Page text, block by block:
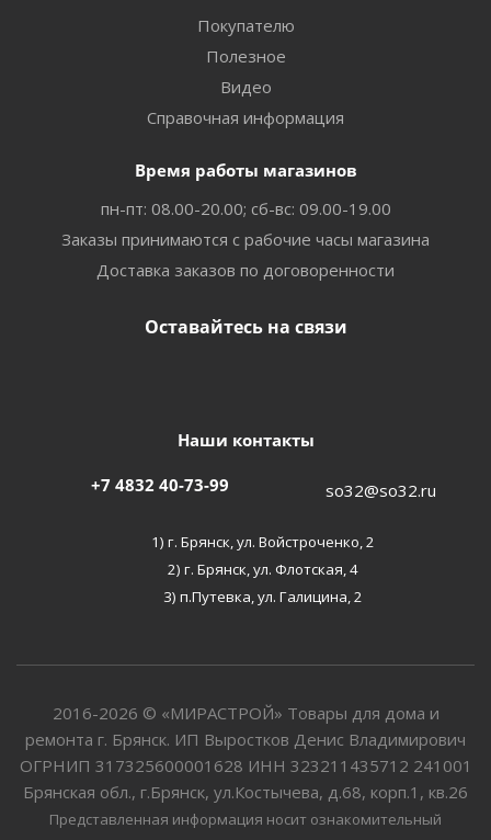
Покупателю
Полезное
Видео
Справочная информация
Время работы магазинов
пн-пт: 08.00-20.00; сб-вс: 09.00-19.00
Заказы принимаются с рабочие часы магазина
Доставка заказов по договоренности
Оставайтесь на связи
Наши контакты
+7 4832 40-73-99 so32@so32.ru
1) г. Брянск, ул. Войстроченко, 2
2) г. Брянск, ул. Флотская, 4
3) п.Путевка, ул. Галицина, 2
2016-2026 © «МИРАСТРОЙ» Товары для дома и
ремонта г. Брянск. ИП Выростков Денис Владимирович
ОГРНИП 317325600001628 ИНН 323211435712 241001
Брянская обл., г.Брянск, ул.Костычева, д.68, корп.1, кв.26
Представленная информация носит ознакомительный